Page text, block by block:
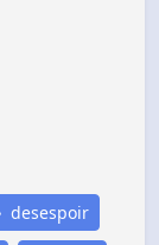
desespoir